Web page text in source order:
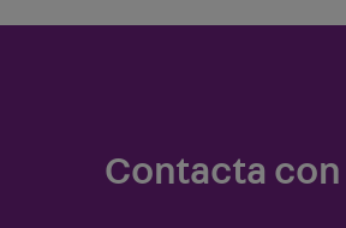
Contacta